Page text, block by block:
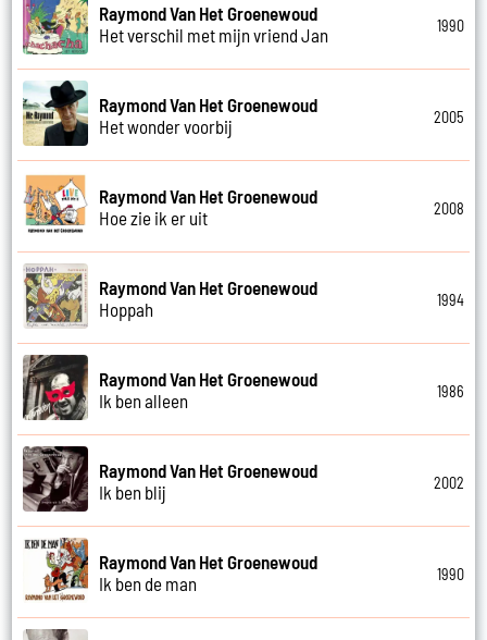
Raymond Van Het Groenewoud
Het verschil met mijn vriend Jan
1990
Raymond Van Het Groenewoud
Het wonder voorbij
2005
Raymond Van Het Groenewoud
Hoe zie ik er uit
2008
Raymond Van Het Groenewoud
Hoppah
1994
Raymond Van Het Groenewoud
Ik ben alleen
1986
Raymond Van Het Groenewoud
Ik ben blij
2002
Raymond Van Het Groenewoud
Ik ben de man
1990